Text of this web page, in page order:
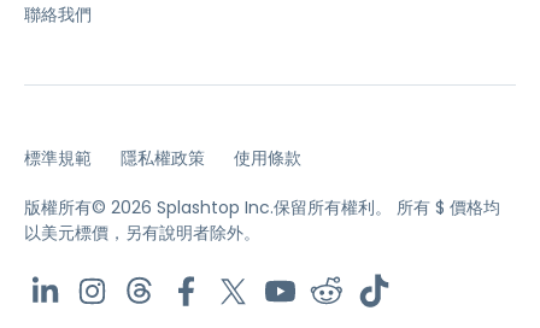
聯絡我們
標準規範 隱私權政策 使用條款
版權所有© 2026 Splashtop Inc.保留所有權利。
所有 $ 價格均
以美元標價，另有說明者除外。